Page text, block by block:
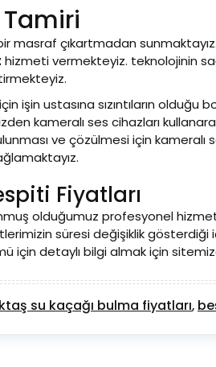
Tamiri
masraf çıkartmadan
hizmeti vermekteyiz. teknolojinin
işin ustasına sızıntıların olduğu
kameralı ses cihazları
ve çözülmesi için
Fiyatları
olduğumuz profesyonel
süresi değişiklik gösterdiği
için detaylı bilgi almak için
su kaçağı bulma fiyatları,